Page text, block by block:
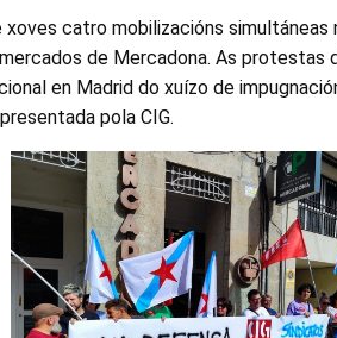
catro mobilizacións simultáneas
de Mercadona. As protestas
en Madrid do xuízo de
pola CIG.